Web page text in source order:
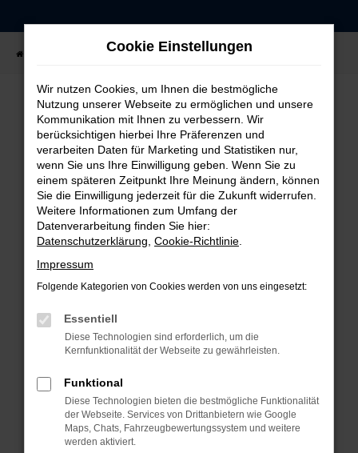
Zum
springen
Fahrzeugangebote Fahrzeug-Showroom
FEHLER: NETWORK ERROR
Beim Laden ist ein Fehler aufgetreten.
Hier sind ein paar Tipps, die dir helfen können:
Überprüfe deine Firewall und deine
Internetverbindung.
Suchmaschine?
Manche Erweiterungen, wie Werbeblocker,
können das Laden bestimmter Seiten
verhindern. Funktioniert die Seite in einem
Fenster?
Starte dein Gerät neu.
Das kann manchmal helfen, vorübergehende
Probleme zu beheben.
Cookie Einstellungen
Wir nutzen Cookies, um Ihnen die bestmögliche
Nutzung unserer Webseite zu ermöglichen und unsere
Kommunikation mit Ihnen zu verbessern. Wir
berücksichtigen hierbei Ihre Präferenzen und
verarbeiten Daten für Marketing und Statistiken nur,
wenn Sie uns Ihre Einwilligung geben. Wenn Sie zu
einem späteren Zeitpunkt Ihre Meinung ändern, können
Sie die Einwilligung jederzeit für die Zukunft widerrufen.
Weitere Informationen zum Umfang der
Datenverarbeitung finden Sie hier:
Datenschutzerklärung Cookie-Richtlinie
Impressum
Folgende Kategorien von Cookies werden von uns eingesetzt:
Essentiell
Diese Technologien sind erforderlich, um die
Kernfunktionalität der Webseite zu gewährleisten.
Funktional
Diese Technologien bieten die bestmögliche Funktionalität
der Webseite. Services von Drittanbietern wie Google
Maps, Chats, Fahrzeugbewertungssystem und weitere
werden aktiviert.